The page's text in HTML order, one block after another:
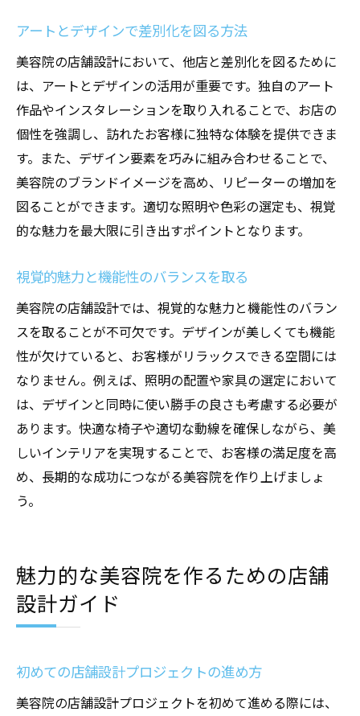
アートとデザインで差別化を図る方法
美容院の店舗設計において、他店と差別化を図るために
は、アートとデザインの活用が重要です。独自のアート
作品やインスタレーションを取り入れることで、お店の
個性を強調し、訪れたお客様に独特な体験を提供できま
す。また、デザイン要素を巧みに組み合わせることで、
美容院のブランドイメージを高め、リピーターの増加を
図ることができます。適切な照明や色彩の選定も、視覚
的な魅力を最大限に引き出すポイントとなります。
視覚的魅力と機能性のバランスを取る
美容院の店舗設計では、視覚的な魅力と機能性のバラン
スを取ることが不可欠です。デザインが美しくても機能
性が欠けていると、お客様がリラックスできる空間には
なりません。例えば、照明の配置や家具の選定において
は、デザインと同時に使い勝手の良さも考慮する必要が
あります。快適な椅子や適切な動線を確保しながら、美
しいインテリアを実現することで、お客様の満足度を高
め、長期的な成功につながる美容院を作り上げましょ
う。
魅力的な美容院を作るための店舗
設計ガイド
初めての店舗設計プロジェクトの進め方
美容院の店舗設計プロジェクトを初めて進める際には、